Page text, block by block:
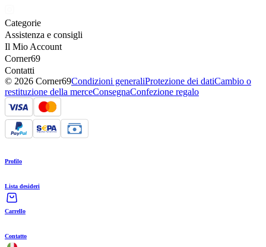
Categorie
Assistenza e consigli
Il Mio Account
Corner69
Contatti
© 2026 Corner69Condizioni generaliProtezione dei datiCambio o
restituzione della merceConsegnaConfezione regalo
Profilo
Lista desideri
Carrello
Contatto